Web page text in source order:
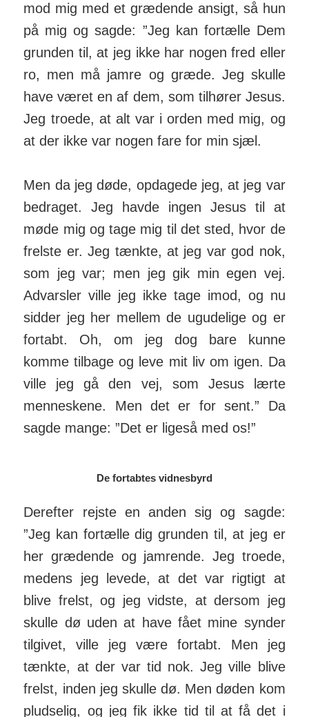
mod mig med et grædende ansigt, så hun
på mig og sagde: ”Jeg kan fortælle Dem
grunden til, at jeg ikke har nogen fred eller
ro, men må jamre og græde. Jeg skulle
have været en af dem, som tilhører Jesus.
Jeg troede, at alt var i orden med mig, og
at der ikke var nogen fare for min sjæl.
Men da jeg døde, opdagede jeg, at jeg var
bedraget. Jeg havde ingen Jesus til at
møde mig og tage mig til det sted, hvor de
frelste er. Jeg tænkte, at jeg var god nok,
som jeg var; men jeg gik min egen vej.
Advarsler ville jeg ikke tage imod, og nu
sidder jeg her mellem de ugudelige og er
fortabt. Oh, om jeg dog bare kunne
komme tilbage og leve mit liv om igen. Da
ville jeg gå den vej, som Jesus lærte
menneskene. Men det er for sent.” Da
sagde mange: ”Det er ligeså med os!”
De fortabtes vidnesbyrd
Derefter rejste en anden sig og sagde:
”Jeg kan fortælle dig grunden til, at jeg er
her grædende og jamrende. Jeg troede,
medens jeg levede, at det var rigtigt at
blive frelst, og jeg vidste, at dersom jeg
skulle dø uden at have fået mine synder
tilgivet, ville jeg være fortabt. Men jeg
tænkte, at der var tid nok. Jeg vil­le blive
frelst, inden jeg skulle dø. Men døden kom
pludselig, og jeg fik ikke tid til at få det i